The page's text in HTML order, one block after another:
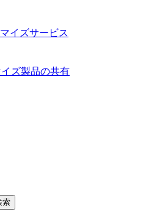
イズサービス
ズ製品の共有
索